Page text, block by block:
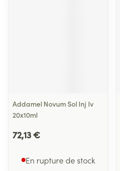
Addamel Novum Sol Inj Iv
20x10ml
72,13 €
En rupture de stock